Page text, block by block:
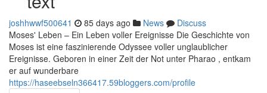
joshhwwf500641 85 days ago News
Discuss
Moses' Leben – Ein Leben voller Ereignisse Die Geschichte von
Moses ist eine faszinierende Odyssee voller unglaublicher
Ereignisse. Geboren in einer Zeit der Not unter Pharao , entkam
er auf wunderbare
https://haseebseln366417.59bloggers.com/profile